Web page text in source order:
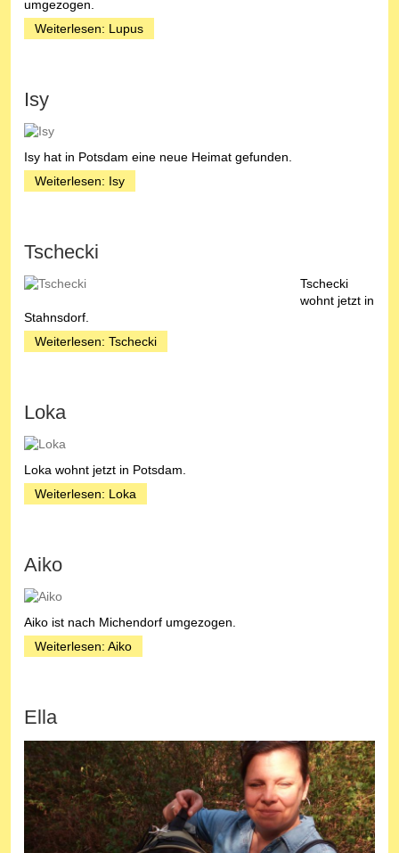
umgezogen.
Weiterlesen: Lupus
Isy
Isy hat in Potsdam eine neue Heimat gefunden.
Weiterlesen: Isy
Tschecki
Tschecki
wohnt jetzt in
Stahnsdorf.
Weiterlesen: Tschecki
Loka
Loka wohnt jetzt in Potsdam.
Weiterlesen: Loka
Aiko
Aiko ist nach Michendorf umgezogen.
Weiterlesen: Aiko
Ella